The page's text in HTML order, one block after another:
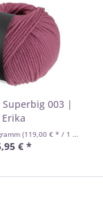
Superbig 003 |
Erika
(119,00 € * / 1 Kilogramm)
€ *